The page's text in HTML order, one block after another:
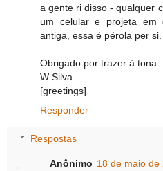
a gente ri disso - qualquer
um celular e projeta em
antiga, essa é pérola per si.
Obrigado por trazer à tona.
W Silva
[greetings]
Responder
Respostas
Anônimo 18 de maio de